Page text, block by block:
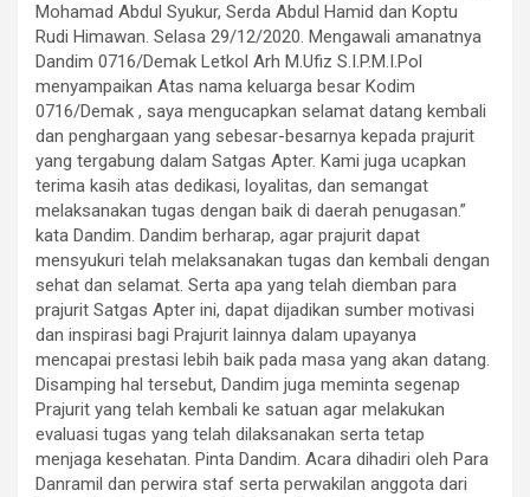
Mohamad Abdul Syukur, Serda Abdul Hamid dan Koptu
Rudi Himawan. Selasa 29/12/2020. Mengawali amanatnya
Dandim 0716/Demak Letkol Arh M.Ufiz S.I.P.M.I.Pol
menyampaikan Atas nama keluarga besar Kodim
0716/Demak , saya mengucapkan selamat datang kembali
dan penghargaan yang sebesar-besarnya kepada prajurit
yang tergabung dalam Satgas Apter. Kami juga ucapkan
terima kasih atas dedikasi, loyalitas, dan semangat
melaksanakan tugas dengan baik di daerah penugasan.”
kata Dandim. Dandim berharap, agar prajurit dapat
mensyukuri telah melaksanakan tugas dan kembali dengan
sehat dan selamat. Serta apa yang telah diemban para
prajurit Satgas Apter ini, dapat dijadikan sumber motivasi
dan inspirasi bagi Prajurit lainnya dalam upayanya
mencapai prestasi lebih baik pada masa yang akan datang.
Disamping hal tersebut, Dandim juga meminta segenap
Prajurit yang telah kembali ke satuan agar melakukan
evaluasi tugas yang telah dilaksanakan serta tetap
menjaga kesehatan. Pinta Dandim. Acara dihadiri oleh Para
Danramil dan perwira staf serta perwakilan anggota dari